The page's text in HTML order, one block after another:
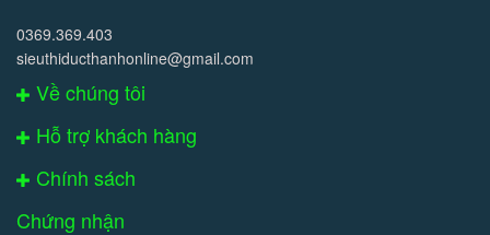
0369.369.403
sieuthiducthanhonline@gmail.com
Về chúng tôi
Hỗ trợ khách hàng
Chính sách
Chứng nhận